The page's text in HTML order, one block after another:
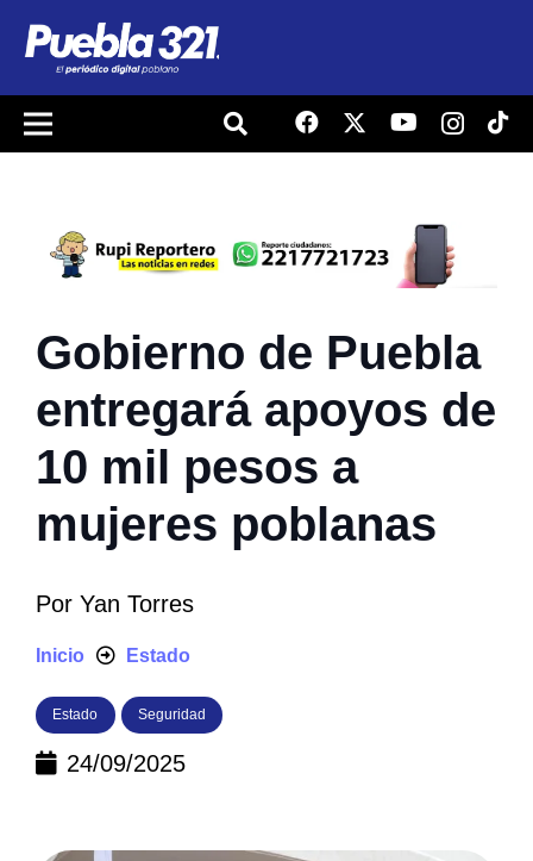
Gobierno de Puebla
entregará apoyos de
10 mil pesos a
mujeres poblanas
Por Yan Torres
Inicio Estado
Estado Seguridad
24/09/2025